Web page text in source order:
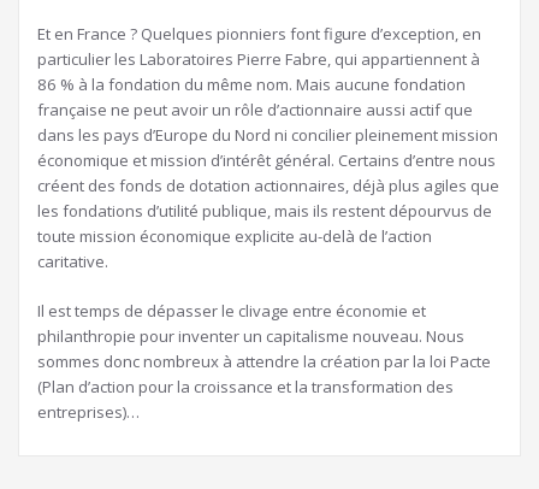
Et en France ? Quelques pionniers font figure d’exception, en
particulier les Laboratoires Pierre Fabre, qui appartiennent à
86 % à la fondation du même nom. Mais aucune fondation
française ne peut avoir un rôle d’actionnaire aussi actif que
dans les pays d’Europe du Nord ni concilier pleinement mission
économique et mission d’intérêt général. Certains d’entre nous
créent des fonds de dotation actionnaires, déjà plus agiles que
les fondations d’utilité publique, mais ils restent dépourvus de
toute mission économique explicite au-delà de l’action
caritative.
Il est temps de dépasser le clivage entre économie et
philanthropie pour inventer un capitalisme nouveau. Nous
sommes donc nombreux à attendre la création par la loi Pacte
(Plan d’action pour la croissance et la transformation des
entreprises)…